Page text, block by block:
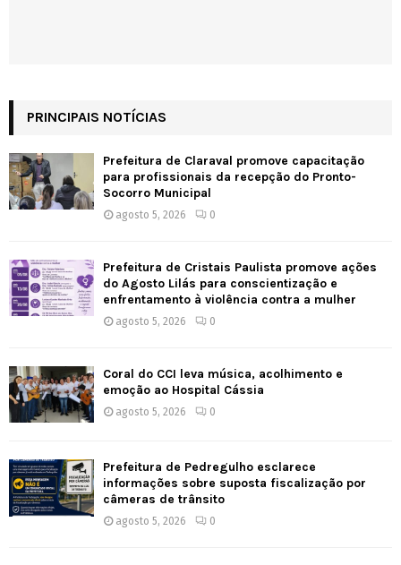
PRINCIPAIS NOTÍCIAS
Prefeitura de Claraval promove capacitação
para profissionais da recepção do Pronto-
Socorro Municipal
agosto 5, 2026 0
Prefeitura de Cristais Paulista promove ações
do Agosto Lilás para conscientização e
enfrentamento à violência contra a mulher
agosto 5, 2026 0
Coral do CCI leva música, acolhimento e
emoção ao Hospital Cássia
agosto 5, 2026 0
Prefeitura de Pedregulho esclarece
informações sobre suposta fiscalização por
câmeras de trânsito
agosto 5, 2026 0